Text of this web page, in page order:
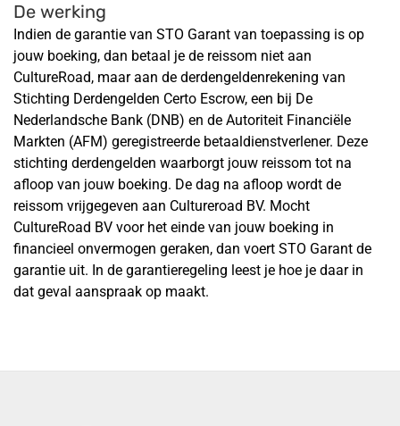
De werking
Indien de garantie van STO Garant van toepassing is op
jouw boeking, dan betaal je de reissom niet aan
CultureRoad, maar aan de derdengeldenrekening van
Stichting Derdengelden Certo Escrow, een bij De
Nederlandsche Bank (DNB) en de Autoriteit Financiële
Markten (AFM) geregistreerde betaaldienstverlener. Deze
stichting derdengelden waarborgt jouw reissom tot na
afloop van jouw boeking. De dag na afloop wordt de
reissom vrijgegeven aan Cultureroad BV. Mocht
CultureRoad BV voor het einde van jouw boeking in
financieel onvermogen geraken, dan voert STO Garant de
garantie uit. In de garantieregeling leest je hoe je daar in
dat geval aanspraak op maakt.